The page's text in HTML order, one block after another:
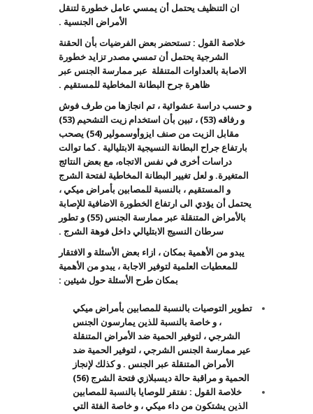
ان التنظيف يحتمل أن يمسي عامل خطورة لتنقل
الأمراض الجنسية .
خلاصة القول : تستحضر بعض الفرضيات بأن الحقنة
الشرجية يحتمل أن تمسي مصدر تزايد خطورة
الاصابة بالعداوات المتنقلة عبر ممارسة الجنس عبر
ظاهرة جرح البطانة المخاطية للمستقيم .
و حسب دراسة عشوائية ، تم انجازها من طرف فوش
و رفاقه (53) ، تبين بأن استخدام زيت التشحيم (53)
مقابل الزيت من صنف ايزوأوسمولير (54) يصحب
بارتفاع جراح البطانة النسيجية الابتليالية . كما توالت
دراسات أخرى في نفس الاتجاه، مع بعض النتائج
المتغيرة. و لعل تغيير البطانة المخاطية لفتحة الشرج
و المستقيم ، بالنسبة للمصابين بأمراض ميكي ،
يحتمل أن يؤدي الى ارتفاع الخطورة الاضافية للإصابة
بالأمراض المتنقلة عبر ممارسة الجنس (55) و تطور
سرطان النسيج الابتليالي داخل فوهة الشرج .
يبدو من الأهمية بمكان ، ازاء بعض الأسئلة و الافتقار
للمعطيات العلمية لتوفير الاجابة ، يبدو من الأهمية
بمكان طرح الأسئلة حول شيئين :
تطوير التوصيات بالنسبة للمصابين بأمراض ميكي
، و خاصة بالنسبة للذين يمارسون الجنس
الشرجي ، لتوفير الحمية ضد الأمراض المتنقلة
عير ممارسة الجنس الشرجي ، لتوفير الحمية ضد
الأمراض المتنقلة عبر الجنس . و كذلك لإنجاز
الحمية و مراقبة حالة ديسبلازي فتحة الشرج (56)
خلاصة القول : نفتقر للوصايا بالنسبة للمصابين
الذين يشتكون من داء ميكي ، و خاصة الفئة التي